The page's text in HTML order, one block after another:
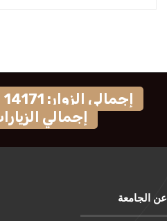
إجمالي الزوار: 14171
إجمالي الزيارات:
عن الجامعة